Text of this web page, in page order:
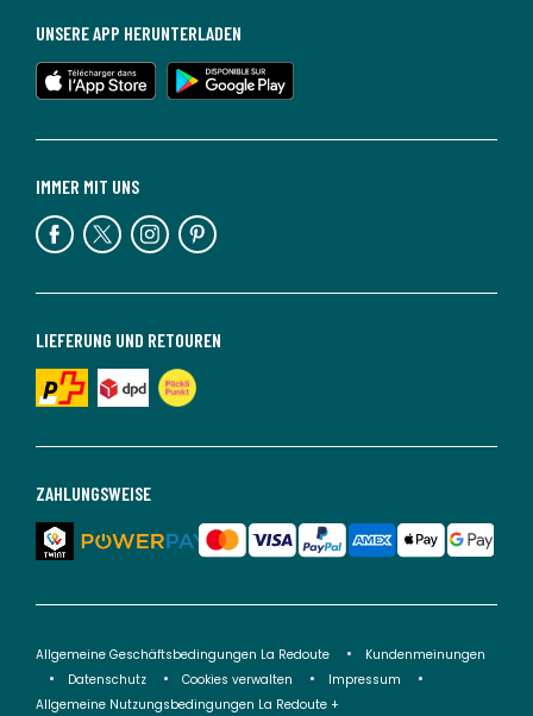
ZAHLUNGSWEISE
LIEFERUNG UND RETOUREN
IMMER MIT UNS
UNSERE APP HERUNTERLADEN
Allgemeine Geschäftsbedingungen La Redoute
Kundenmeinungen
Datenschutz
Cookies verwalten
Impressum
Allgemeine Nutzungsbedingungen La Redoute +